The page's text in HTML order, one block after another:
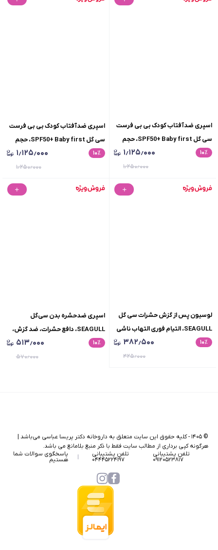
اسپری ضدآفتاب کودک بی بی فرست
سی گل SPF50+ Baby first، حجم
150 میلی لیتر۱۰٪ ۱٫۱۲۵٫۰۰۰
۱٫۲۵۰٫۰۰۰
اسپری ضدآفتاب کودک بی بی فرست
سی گل SPF50+ Baby first، حجم
200 میلی لیتر۱۰٪ ۱٫۱۲۵٫۰۰۰
۱٫۲۵۰٫۰۰۰
لوسیون پس از گزش حشرات سی گل
SEAGULL، التیام فوری التهاب ناشی
از نیش حشره، مناسب انواع پوست،
۱۰٪ ۳۸۲٫۵۰۰
۴۲۵٫۰۰۰
اسپری ضدحشره بدن سی‌گل
SEAGULL، دافع حشرات، ضد گزش،
مناسب کودکان و بزرگسالان، حجم
۱۰٪ ۵۱۳٫۰۰۰
۵۷۰٫۰۰۰
© ۱۴۰۵-کلیه حقوق این سایت متعلق به داروخانه دکتر پریسا عباسی می‌باشد |
هرگونه کپی برداری از مطالب سایت فقط با ذکر منبع بلامانع می باشد.
تلفن پشتیبانی
۰۹۱۲۰۵۲۳۸۱۷
تلفن پشتیبانی
۰۴۴۴۵۲۲۴۱۹۷
پاسخگوی سوالات شما
هستیم